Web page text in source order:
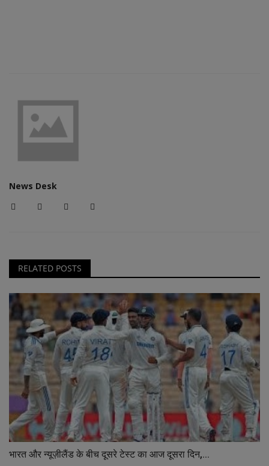
News Desk
RELATED POSTS
भारत और न्यूज़ीलैंड के बीच दूसरे टेस्ट का आज दूसरा दिन,...